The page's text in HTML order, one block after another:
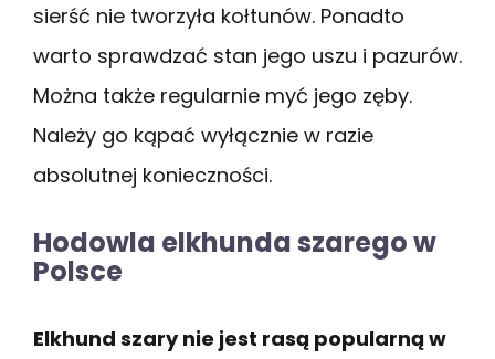
sierść nie tworzyła kołtunów. Ponadto
warto sprawdzać stan jego uszu i pazurów.
Można także regularnie myć jego zęby.
Należy go kąpać wyłącznie w razie
absolutnej konieczności.
Hodowla elkhunda szarego w
Polsce
Elkhund szary nie jest rasą popularną w